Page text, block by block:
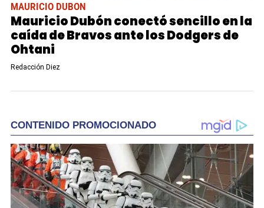
MAURICIO DUBON
Mauricio Dubón conectó sencillo en la
caída de Bravos ante los Dodgers de
Ohtani
Redacción Diez